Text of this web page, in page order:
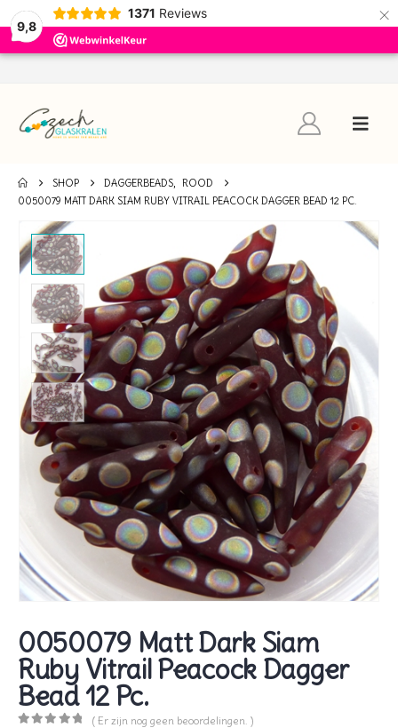
9,8
1371 Reviews ×
SHOP DAGGERBEADS, ROOD
0050079 MATT DARK SIAM RUBY VITRAIL PEACOCK DAGGER BEAD 12 PC.
0050079 Matt Dark Siam
Ruby Vitrail Peacock Dagger
Bead 12 Pc.
( Er zijn nog geen beoordelingen. )